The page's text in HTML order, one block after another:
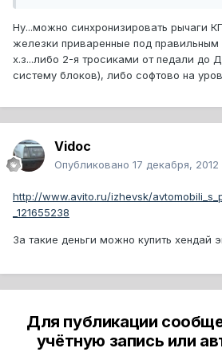
Ну...можно синхронизировать рычаги
железки приваренные под
х.з...либо 2-я тросиками от педали до
систему блоков), либо софтово на
Vidoc
Опубликовано 17 декабря, 2012
http://www.avito.ru/izhevsk/
_121655238
За такие деньги можно купить хендай
Для публикации
учётную запись или